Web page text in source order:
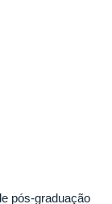
pós-graduação